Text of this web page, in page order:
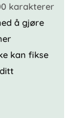
karakterer
å gjøre
kan fikse